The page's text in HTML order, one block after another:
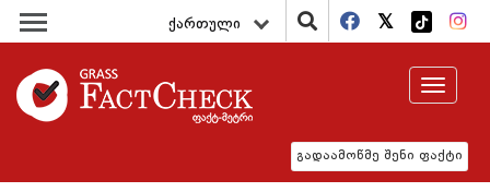
ქართული
გადაამოწმე შენი ფაქტი
Toggle